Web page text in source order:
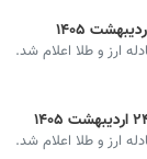
ارز و طلا اعلام شد.
ارز و طلا اعلام شد.